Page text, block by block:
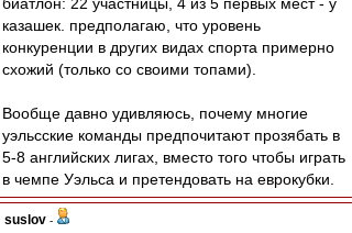
казашек. предполагаю, что уровень
конкуренции в других видах спорта примерно
схожий (только со своими топами).
Вообще давно удивляюсь, почему многие
уэльсские команды предпочитают прозябать в
5-8 английских лигах, вместо того чтобы играть
в чемпе Уэльса и претендовать на еврокубки.
suslov -